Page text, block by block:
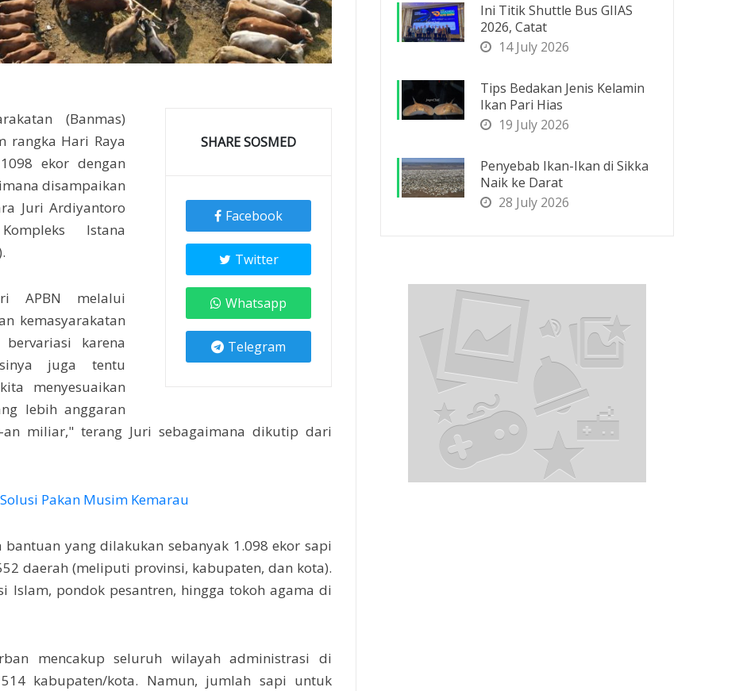
SHARE SOSMED
Facebook
Twitter
Whatsapp
Telegram
(Banmas)
rangka Hari Raya
ekor dengan
disampaikan
Juri Ardiyantoro
Istana
APBN melalui
kemasyarakatan
karena
juga tentu
menyesuaikan
lebih anggaran
an miliar," terang Juri sebagaimana dikutip dari
Pakan Musim Kemarau
yang dilakukan sebanyak 1.098 ekor sapi
daerah (meliputi provinsi, kabupaten, dan kota).
Islam, pondok pesantren, hingga tokoh agama di
mencakup seluruh wilayah administrasi di
kabupaten/kota. Namun, jumlah sapi untuk
Ini Titik Shuttle Bus GIIAS
2026, Catat
14 July 2026
Tips Bedakan Jenis Kelamin
Ikan Pari Hias
19 July 2026
Penyebab Ikan-Ikan di Sikka
Naik ke Darat
28 July 2026